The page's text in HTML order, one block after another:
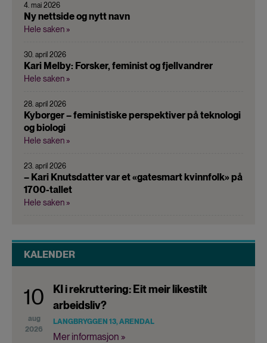
4. mai 2026
Ny nettside og nytt navn
Hele saken »
30. april 2026
Kari Melby: Forsker, feminist og fjellvandrer
Hele saken »
28. april 2026
Kyborger – feministiske perspektiver på teknologi
og biologi
Hele saken »
23. april 2026
– Kari Knutsdatter var et «gatesmart kvinnfolk» på
1700-tallet
Hele saken »
KALENDER
10
aug
2026
KI i rekruttering: Eit meir likestilt
arbeidsliv?
LANGBRYGGEN 13, ARENDAL
Mer informasjon »